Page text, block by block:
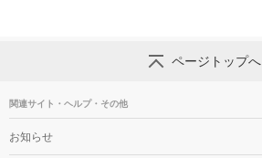
ページトップへ
関連サイト・ヘルプ・その他
お知らせ